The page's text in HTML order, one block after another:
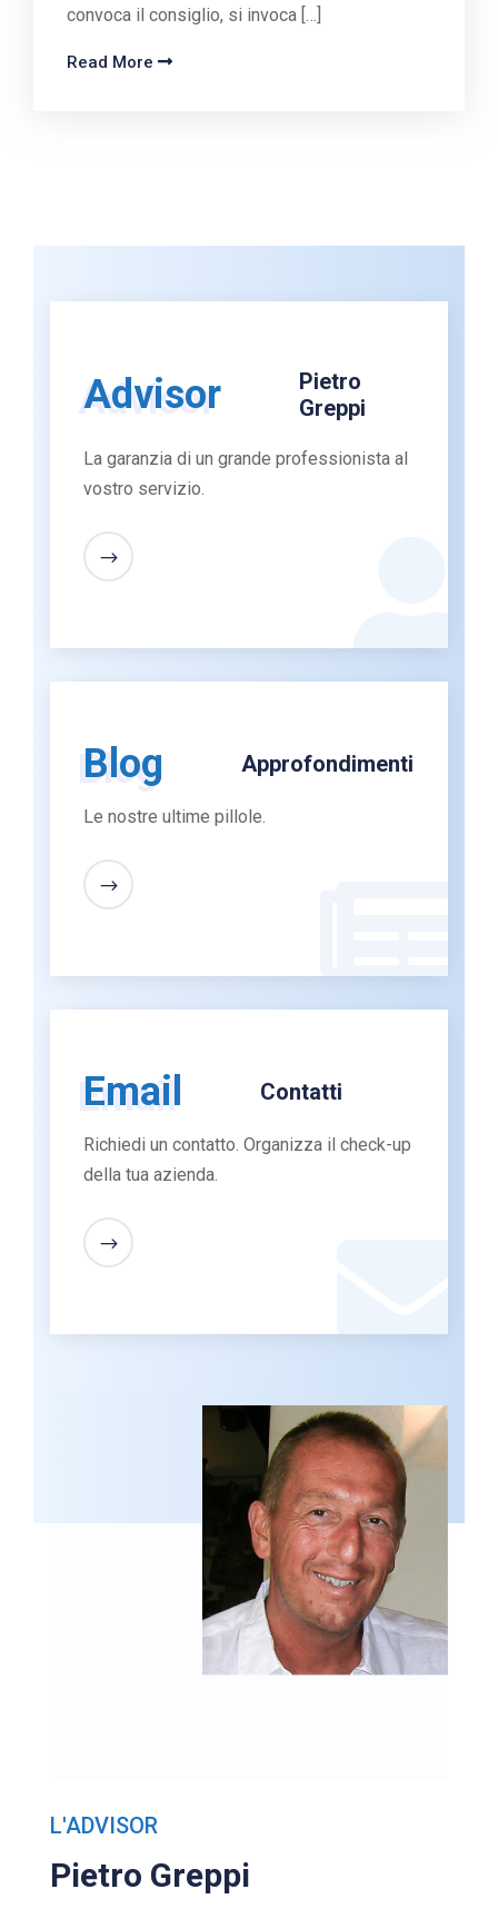
convoca il consiglio, si invoca […]
Read More
Advisor
Pietro
Greppi
La garanzia di un grande professionista al
vostro servizio.
Blog Approfondimenti
Le nostre ultime pillole.
Email Contatti
Richiedi un contatto. Organizza il check-up
della tua azienda.
L'ADVISOR
Pietro Greppi